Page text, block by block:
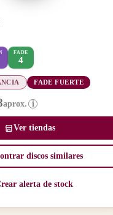
FADE
4
FADE FUERTE
aprox. i
Ver tiendas
discos similares
alerta de stock